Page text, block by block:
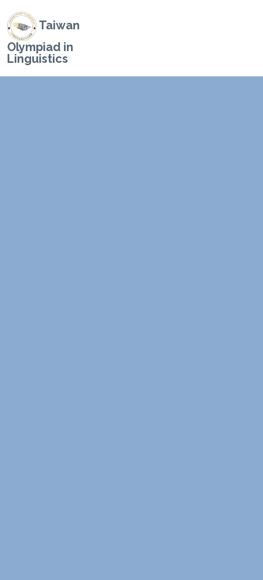
Taiwan
Olympiad in
Linguistics